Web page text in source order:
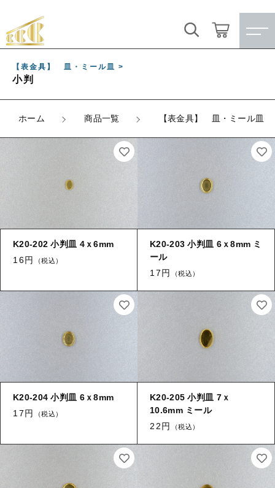
【表金具】 皿・ミール皿 >
小判
ホーム 商品一覧 【表金具】 皿・ミール皿
K20-202 小判皿 4ｘ6mm
16円
（税込）
K20-203 小判皿 6ｘ8mm ミ
ール
17円
（税込）
K20-204 小判皿 6ｘ8mm
17円
（税込）
K20-205 小判皿 7ｘ
10.6mm ミール
22円
（税込）
すべての商品
★訳ありアウトレット★
【メッキ付】 製品
【はめこみパーツ】 銅板
【はめこみパーツ】 アミ
【表金具】 皿・ミール皿
【表金具】 押皿・挽物
★訳ありアウトレット★
【メッキ付】 製品
【はめこみパーツ】 銅板
【はめこみパーツ】 アルミ板
【はめこみパーツ】 アミ
【表金具】 皿・ミール皿
【表金具】 浅皿
【表金具】 4ッ爪
【表金具】 透かしパーツ
こだわり検索
親カテゴリ
価格帯